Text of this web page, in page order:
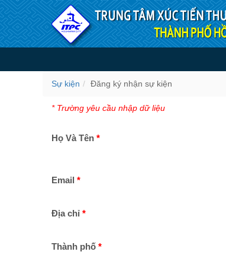
Truy cập nội dung luôn
Đăng ký nhận sự kiện
Sự kiện Đăng ký nhận sự kiện
* Trường yêu cầu nhập dữ liệu
Họ Và Tên
Email
Địa chỉ
Thành phố